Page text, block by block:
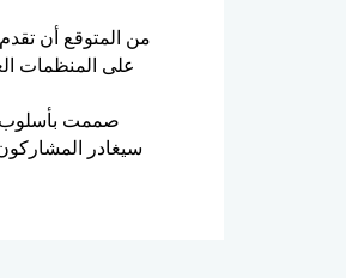
من المتوقع أن
على المنظمات
صممت بأسلوب
سيغادر